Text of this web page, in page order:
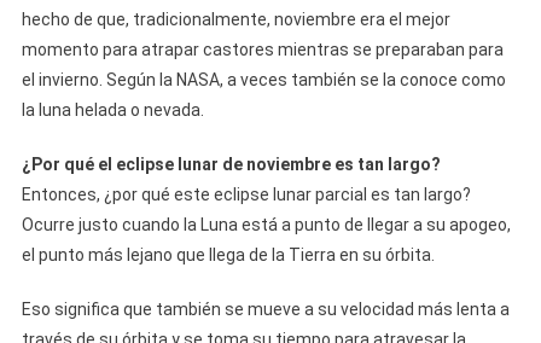
hecho de que, tradicionalmente, noviembre era el mejor
momento para atrapar castores mientras se preparaban para
el invierno. Según la NASA, a veces también se la conoce como
la luna helada o nevada.
¿Por qué el eclipse lunar de noviembre es tan largo?
Entonces, ¿por qué este eclipse lunar parcial es tan largo?
Ocurre justo cuando la Luna está a punto de llegar a su apogeo,
el punto más lejano que llega de la Tierra en su órbita.
Eso significa que también se mueve a su velocidad más lenta a